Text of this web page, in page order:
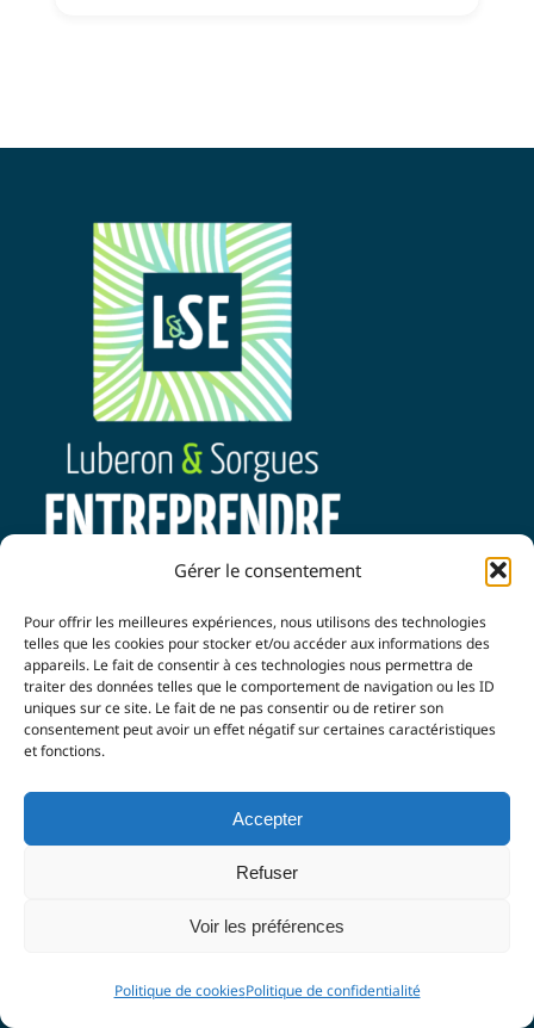
Gérer le consentement
Pour offrir les meilleures expériences, nous utilisons des technologies
telles que les cookies pour stocker et/ou accéder aux informations des
appareils. Le fait de consentir à ces technologies nous permettra de
traiter des données telles que le comportement de navigation ou les ID
uniques sur ce site. Le fait de ne pas consentir ou de retirer son
consentement peut avoir un effet négatif sur certaines caractéristiques
et fonctions.
Accepter
Refuser
Voir les préférences
Politique de cookiesPolitique de confidentialité
25 Boulevard Paul Pons
84800 L’Isle sur la Sorgue
Tel. : 06 84 03 51 52
info@luberonetsorguesentreprendre.fr